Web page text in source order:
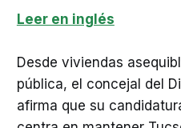
Leer en inglés
Desde viviendas
pública, el concejal del
afirma que su